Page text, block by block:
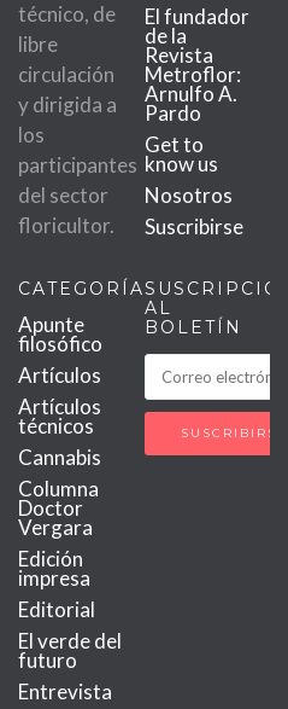
técnico, de
libre
circulación
y dirigida a
los
participantes
del sector
floricultor.
El fundador
de la
Revista
Metroflor:
Arnulfo A.
Pardo
Get to
know us
Nosotros
Suscribirse
CATEGORÍAS
Apunte
filosófico
Artículos
Artículos
técnicos
Cannabis
Columna
Doctor
Vergara
Edición
impresa
Editorial
El verde del
futuro
Entrevista
SUSCRIPCIÓN
AL
BOLETÍN